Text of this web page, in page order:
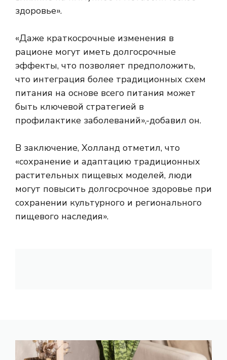
здоровье».
«Даже краткосрочные изменения в
рационе могут иметь долгосрочные
эффекты, что позволяет предположить,
что интеграция более традиционных схем
питания на основе всего питания может
быть ключевой стратегией в
профилактике заболеваний»,-добавил он.
В заключение, Холланд отметил, что
«сохранение и адаптацию традиционных
растительных пищевых моделей, люди
могут повысить долгосрочное здоровье при
сохранении культурного и регионального
пищевого наследия».